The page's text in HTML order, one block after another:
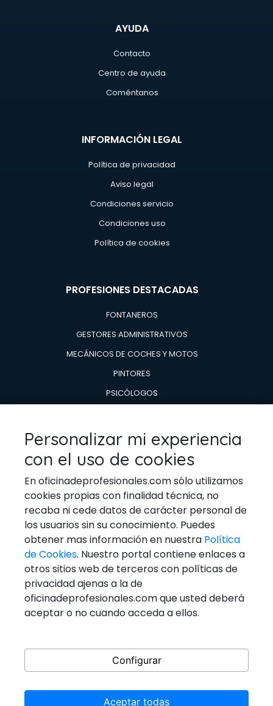
AYUDA
Contacto
Centro de ayuda
Coméntanos
INFORMACIÓN LEGAL
Política de privacidad
Aviso legal
Condiciones servicio
Condiciones uso
Política de cookies
PROFESIONES DESTACADAS
FONTANEROS
GESTORES ADMINISTRATIVOS
MECÁNICOS DE COCHES Y MOTOS
PINTORES
PSICÓLOGOS
TÉCNICOS EN REPARACIÓN DE
ELECTRODOMESTICOS
VETERINARIOS
Ponerse En Contacto
Email: general@oficinadeprofesionales.com
Redes Sociales
Personalizar mi experiencia
con el uso de cookies
En oficinadeprofesionales.com sólo utilizamos
cookies propias con finalidad técnica, no
recaba ni cede datos de carácter personal de
los usuarios sin su conocimiento. Puedes
obtener mas información en nuestra Política
de Cookies. Nuestro portal contiene enlaces a
otros sitios web de terceros con políticas de
privacidad ajenas a la de
oficinadeprofesionales.com que usted deberá
aceptar o no cuando acceda a ellos.
Configurar
Aceptar todas